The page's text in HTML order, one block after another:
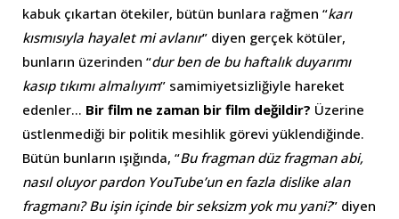
kabuk çıkartan ötekiler, bütün bunlara rağmen “karı
kısmısıyla hayalet mi avlanır” diyen gerçek kötüler,
bunların üzerinden “dur ben de bu haftalık duyarımı
kasıp tıkımı almalıyım” samimiyetsizliğiyle hareket
edenler… Bir film ne zaman bir film değildir? Üzerine
üstlenmediği bir politik mesihlik görevi yüklendiğinde.
Bütün bunların ışığında, “Bu fragman düz fragman abi,
nasıl oluyor pardon YouTube’un en fazla dislike alan
fragmanı? Bu işin içinde bir seksizm yok mu yani?” diyen